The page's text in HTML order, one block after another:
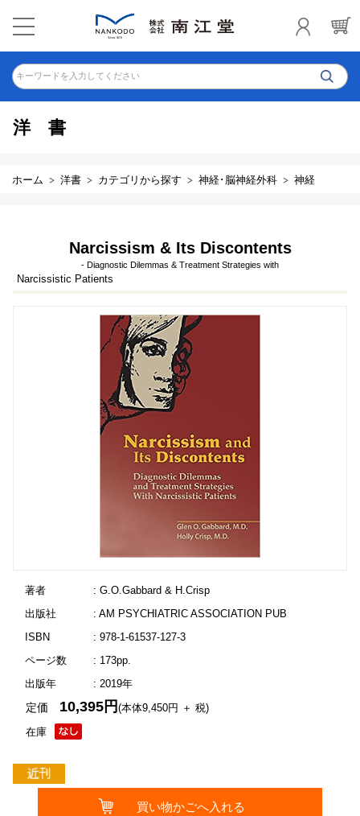
キーワードを入力してください
洋書
ホーム 洋書 カテゴリから探す 神経･脳神経外科 神経
Narcissism & Its Discontents
- Diagnostic Dilemmas & Treatment Strategies with
Narcissistic Patients
著者
: G.O.Gabbard & H.Crisp
出版社
: AM PSYCHIATRIC ASSOCIATION PUB
ISBN
: 978-1-61537-127-3
ページ数
: 173pp.
出版年
: 2019年
在庫
定価 10,395円(本体9,450円 ＋ 税)